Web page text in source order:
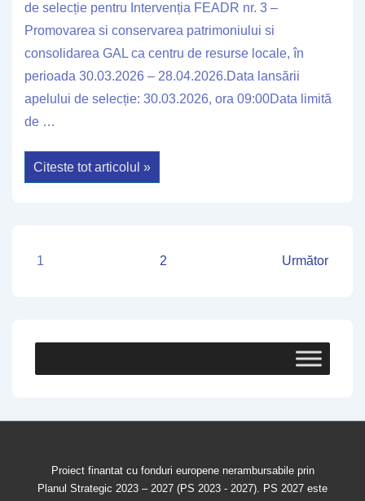
de selecție pentru Intervenția FEADR nr. 3 –
Promovarea si conservarea patrimoniului si
consolidarea GAL ca centru de resurse locale, în
perioada 30.03.2026 – 28.04.2026.Data lansării
apelului de selecție: 30.03.2026, ora 09:00Data limită
de …
Anunt
lansare
apel
Citeste tot articolul »
Paginație
1 2 Următor
Proiect finantat cu fonduri europene nerambursabile prin
Planul Strategic 2023 – 2027 (PS 2023 - 2027). PS 2027 este